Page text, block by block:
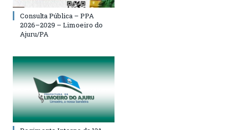
Consulta Pública – PPA
2026–2029 – Limoeiro do
Ajuru/PA